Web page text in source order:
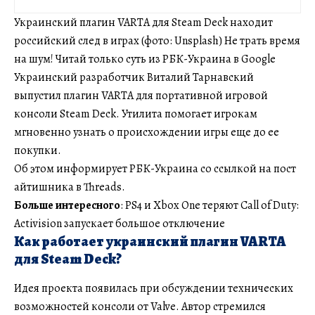
Украинский плагин VARTA для Steam Deck находит
российский след в играх (фото: Unsplash) Не трать время
на шум! Читай только суть из РБК-Украина в Google
Украинский разработчик Виталий Тарнавский
выпустил плагин VARTA для портативной игровой
консоли Steam Deck. Утилита помогает игрокам
мгновенно узнать о происхождении игры еще до ее
покупки.
Об этом информирует РБК-Украина со ссылкой на пост
айтишника в Threads.
Больше интересного: PS4 и Xbox One теряют Call of Duty:
Activision запускает большое отключение
Как работает украинский плагин VARTA
для Steam Deck?
Идея проекта появилась при обсуждении технических
возможностей консоли от Valve. Автор стремился